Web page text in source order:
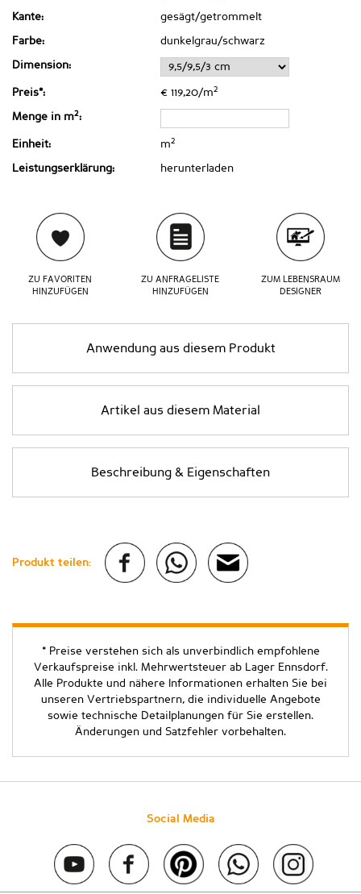
Kante: gesägt/getrommelt
Farbe: dunkelgrau/schwarz
Dimension:
Preis*: € 119,20/m2
Menge in m2:
Einheit: m2
Leistungserklärung: herunterladen
ZU FAVORITEN
HINZUFÜGEN
ZU ANFRAGELISTE
HINZUFÜGEN
ZUM LEBENSRAUM
DESIGNER
Anwendung aus diesem Produkt
Artikel aus diesem Material
Beschreibung & Eigenschaften
Produkt teilen:
* Preise verstehen sich als unverbindlich empfohlene
Verkaufspreise inkl. Mehrwertsteuer ab Lager Ennsdorf.
Alle Produkte und nähere Informationen erhalten Sie bei
unseren Vertriebspartnern, die individuelle Angebote
sowie technische Detailplanungen für Sie erstellen.
Änderungen und Satzfehler vorbehalten.
Social Media